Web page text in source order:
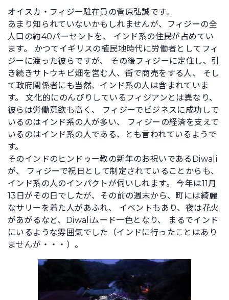
オイスカ・フィジー駐在員の菅原弘誠です。
あまり知られていないかもしれませんが、フィジーの全
人口の約40パーセントを、 インド系の住民が占めてい
ます。 かつてイギリスの植民地時代に労働者としてフィ
ジーに渡った彼らですが、 その後フィジーに定住し、引
き続きサトウキビ畑を営む人、街で商売をする人、 そし
て政府関係者にも当然、インド系の人は含まれていま
す。 文化的にのんびりしているフィジアンとは異なり、
彼らは労働意欲も高く、 フィジーでビジネスに成功して
いるのはインド系の人が多い、 フィジーの経済を支えて
いるのはインド系の人である、とも言われているようで
す。
そのインドのヒンドゥー教の新年のお祝いであるDiwali
が、 フィジーで祝日として制定されていることからも、
インド系の人のインパクトが伺いしれます。 今年は11月
13日がその日でしたが、その前の週末から、町には綺麗
なサリーを着た人があふれ、 イベントもあり、夜は花火
があがるなど、Diwaliムード一色となり、 まるでインド
にいるような雰囲気でした（インドに行ったことはあり
ませんが・・・）。